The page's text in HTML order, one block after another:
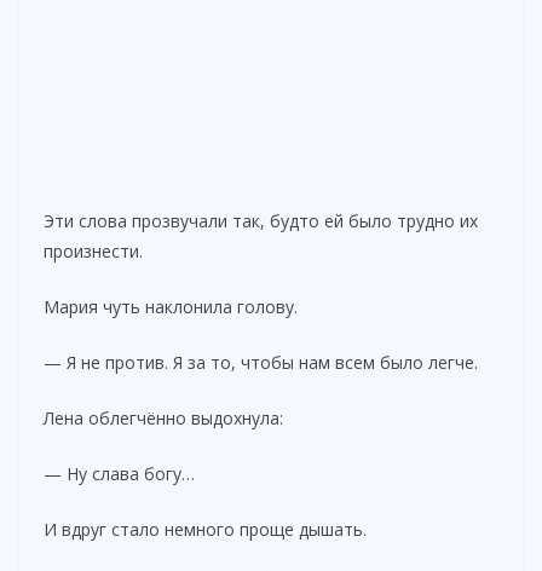
Эти слова прозвучали так, будто ей было трудно их
произнести.
Мария чуть наклонила голову.
— Я не против. Я за то, чтобы нам всем было легче.
Лена облегчённо выдохнула:
— Ну слава богу…
И вдруг стало немного проще дышать.